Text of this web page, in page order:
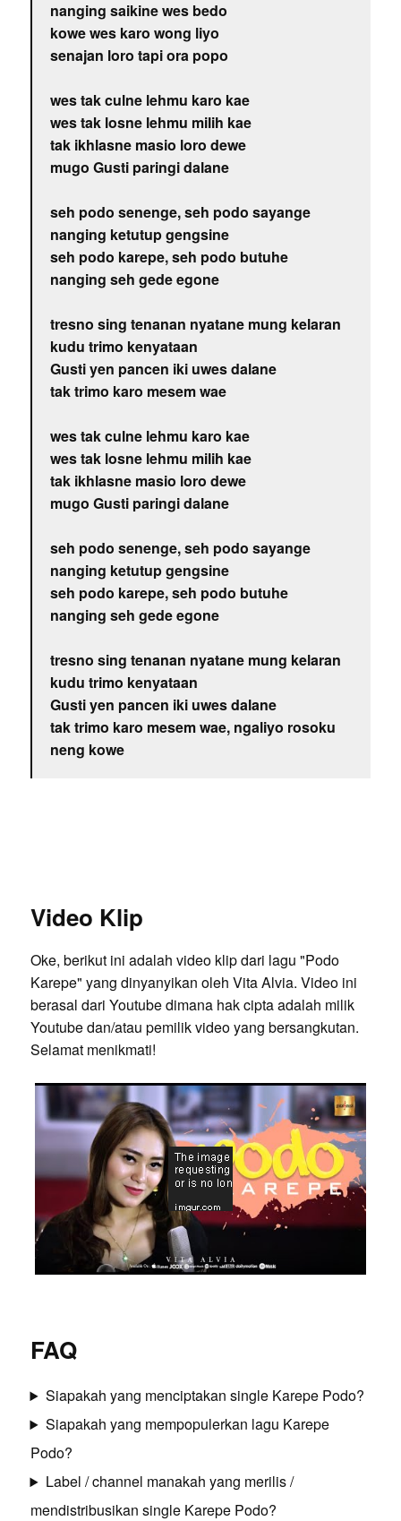
nanging saikine wes bedo
kowe wes karo wong liyo
senajan loro tapi ora popo
wes tak culne lehmu karo kae
wes tak losne lehmu milih kae
tak ikhlasne masio loro dewe
mugo Gusti paringi dalane
seh podo senenge, seh podo sayange
nanging ketutup gengsine
seh podo karepe, seh podo butuhe
nanging seh gede egone
tresno sing tenanan nyatane mung kelaran
kudu trimo kenyataan
Gusti yen pancen iki uwes dalane
tak trimo karo mesem wae
wes tak culne lehmu karo kae
wes tak losne lehmu milih kae
tak ikhlasne masio loro dewe
mugo Gusti paringi dalane
seh podo senenge, seh podo sayange
nanging ketutup gengsine
seh podo karepe, seh podo butuhe
nanging seh gede egone
tresno sing tenanan nyatane mung kelaran
kudu trimo kenyataan
Gusti yen pancen iki uwes dalane
tak trimo karo mesem wae, ngaliyo rosoku
neng kowe
Video Klip
Oke, berikut ini adalah video klip dari lagu "Podo
Karepe" yang dinyanyikan oleh Vita Alvia. Video ini
berasal dari Youtube dimana hak cipta adalah milik
Youtube dan/atau pemilik video yang bersangkutan.
Selamat menikmati!
FAQ
Siapakah yang menciptakan single Karepe Podo?
Siapakah yang mempopulerkan lagu Karepe
Podo?
Label / channel manakah yang merilis /
mendistribusikan single Karepe Podo?